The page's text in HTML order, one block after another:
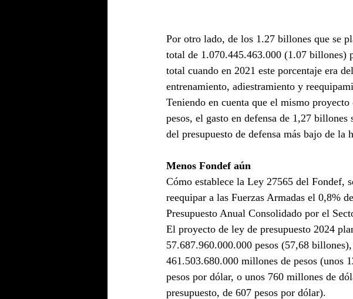
Por otro lado, de los 1.27 billones que se
total de 1.070.445.463.000 (1.07 billones)
total cuando en 2021 este porcentaje era
entrenamiento, adiestramiento y
Teniendo en cuenta que el mismo
pesos, el gasto en defensa de 1,27
del presupuesto de defensa más bajo de la
Menos Fondef aún
Cómo establece la Ley 27565 del Fondef,
reequipar a las Fuerzas Armadas el 0,8%
Presupuesto Anual Consolidado por el
El proyecto de ley de presupuesto 2024
57.687.960.000.000 pesos (57,68
461.503.680.000 millones de pesos (unos
pesos por dólar, o unos 760 millones de
presupuesto, de 607 pesos por dólar).